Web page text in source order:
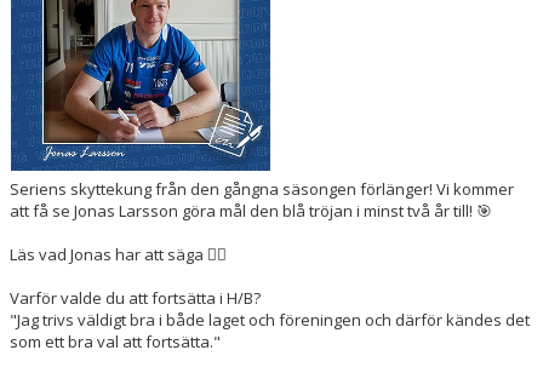
BILDER
DOKUMENT
KONTAKT
WEBBSÄNDNINGAR
Seriens skyttekung från den gångna säsongen förlänger! Vi kommer
att få se Jonas Larsson göra mål den blå tröjan i minst två år till! 🎯
Läs vad Jonas har att säga 👇🏻
Varför valde du att fortsätta i H/B?
"Jag trivs väldigt bra i både laget och föreningen och därför kändes det
som ett bra val att fortsätta."